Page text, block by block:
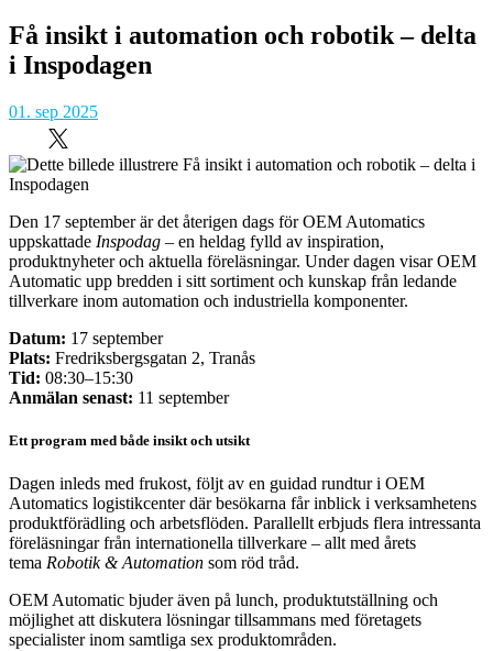
Få insikt i automation och robotik – delta
i Inspodagen
01. sep 2025
Den 17 september är det återigen dags för OEM Automatics
uppskattade Inspodag – en heldag fylld av inspiration,
produktnyheter och aktuella föreläsningar. Under dagen visar OEM
Automatic upp bredden i sitt sortiment och kunskap från ledande
tillverkare inom automation och industriella komponenter.
Datum: 17 september
Plats: Fredriksbergsgatan 2, Tranås
Tid: 08:30–15:30
Anmälan senast: 11 september
Ett program med både insikt och utsikt
Dagen inleds med frukost, följt av en guidad rundtur i OEM
Automatics logistikcenter där besökarna får inblick i verksamhetens
produktförädling och arbetsflöden. Parallellt erbjuds flera intressanta
föreläsningar från internationella tillverkare – allt med årets
tema Robotik & Automation som röd tråd.
OEM Automatic bjuder även på lunch, produktutställning och
möjlighet att diskutera lösningar tillsammans med företagets
specialister inom samtliga sex produktområden.